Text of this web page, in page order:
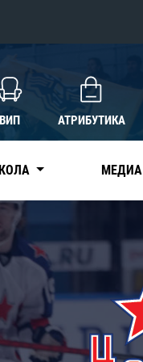
ВИП АТРИБУТИКА
МЕДИА